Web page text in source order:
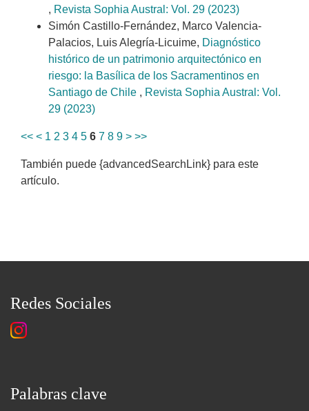
, Revista Sophia Austral: Vol. 29 (2023)
Simón Castillo-Fernández, Marco Valencia-
Palacios, Luis Alegría-Licuime, Diagnóstico
histórico de un patrimonio arquitectónico en
riesgo: la Basílica de los Sacramentinos en
Santiago de Chile , Revista Sophia Austral: Vol.
29 (2023)
<< < 1 2 3 4 5 6 7 8 9 > >>
También puede {advancedSearchLink} para este
artículo.
Redes Sociales
Palabras clave